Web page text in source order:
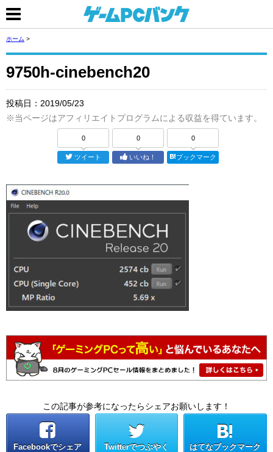
ホーム >
9750h-cinebench20
投稿日： 2019/05/23
※当ページはアフィリエイトプログラムによる収益を得ています。
0
ツイート
0
いいね！
0
ブックマーク
この記事が参考になったらシェアお願いします！
Facebookでシェア Twitterでつぶやく はてなブックマーク